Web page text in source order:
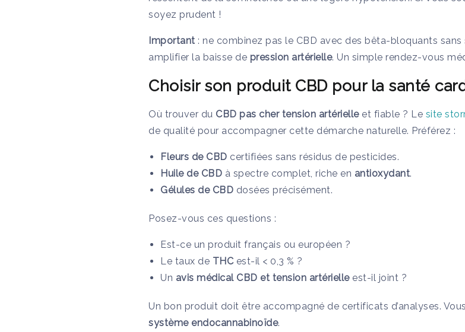
soyez prudent !
Important : ne combinez pas le CBD avec des bêta-bloquants
amplifier la baisse de pression artérielle. Un simple rendez-vous
Choisir son produit CBD pour la santé
Où trouver du CBD pas cher tension artérielleet fiable ? Le site
de qualité pour accompagner cette démarche naturelle. Préférez :
Fleurs de CBD certifiées sans résidus de pesticides.
Huile de CBD à spectre complet, riche en antioxydant.
Gélules de CBD dosées précisément.
Posez-vous ces questions :
Est-ce un produit français ou européen ?
Le taux de THC est-il < 0,3 % ?
Un avis médical CBD et tension artérielleest-il joint ?
Un bon produit doit être accompagné de certificats d’analyses.
système endocannabinoïde.